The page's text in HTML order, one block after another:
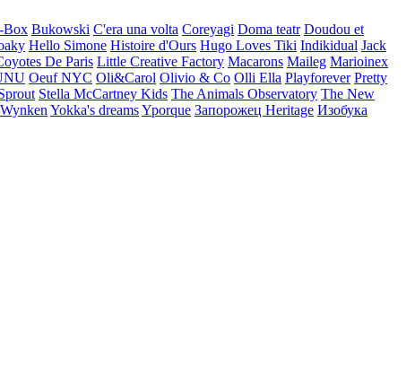
Box Bukowski C'era una volta Coreyagi Doma teatr Doudou et
Hello Simone Histoire d'Ours Hugo Loves Tiki Indikidual Jack
De Paris Little Creative Factory Macarons Maileg Marioinex
Oeuf NYC Oli&Carol Olivio & Co Olli Ella Playforever Pretty
Stella McCartney Kids The Animals Observatory The New
Wynken Yokka's dreamsYporque Запорожец Heritage Изобука